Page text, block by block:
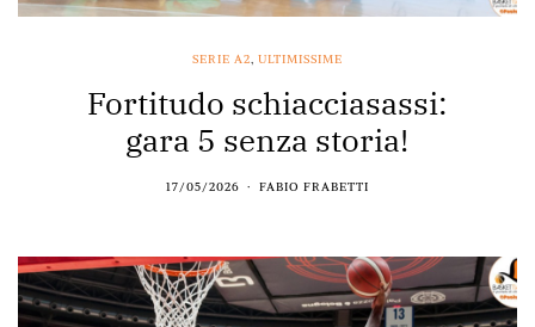
SERIE A2, ULTIMISSIME
Fortitudo schiacciasassi:
gara 5 senza storia!
17/05/2026 FABIO FRABETTI